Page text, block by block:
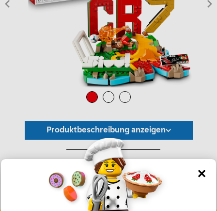
Produktbeschreibung anzeigen
*Unverbindliche Preisempfehlung -
Die Preisgestaltung liegt im alleinigen Ermessen des Händlers